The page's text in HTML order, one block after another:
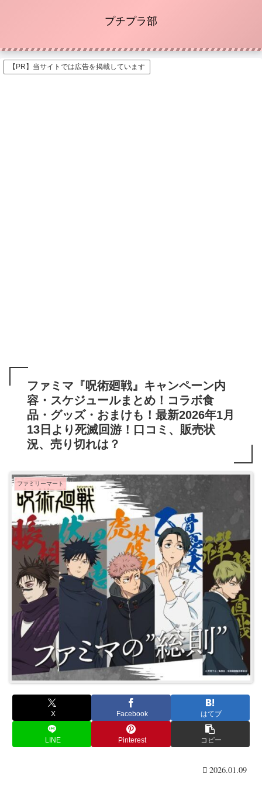
プチプラ部
【PR】当サイトでは広告を掲載しています
ファミマ『呪術廻戦』キャンペーン内
容・スケジュールまとめ！コラボ食
品・グッズ・おまけも！最新2026年1月
13日より死滅回游！口コミ、販売状
況、売り切れは？
ファミリーマート
X Facebook はてブ
LINE Pinterest コピー
2026.01.09